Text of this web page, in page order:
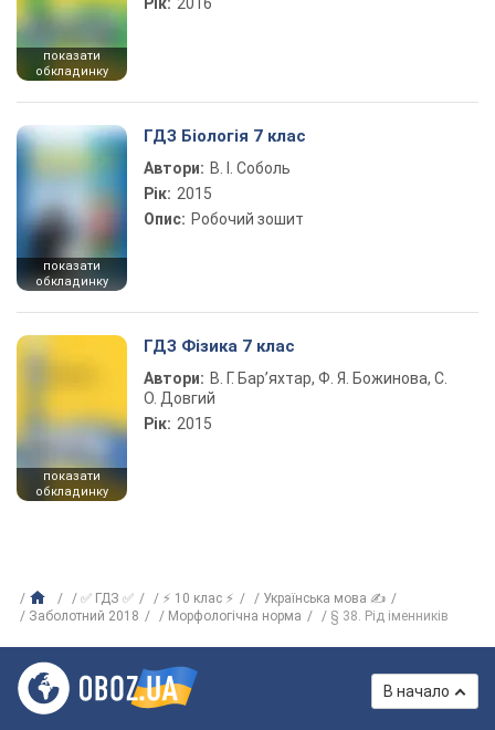
показати
обкладинку
показати
обкладинку
ГДЗ Біологія 7 клас
Автори: В. І. Соболь
Рік: 2015
Опис: Робочий зошит
показати
обкладинку
ГДЗ Фізика 7 клас
Автори: В. Г. Бар’яхтар, Ф. Я. Божинова, С.
О. Довгий
Рік: 2015
✅ ГДЗ ✅ ⚡ 10 клас ⚡
Українська мова ✍
Заболотний 2018
Морфологічна норма § 38. Рід іменників
В начало